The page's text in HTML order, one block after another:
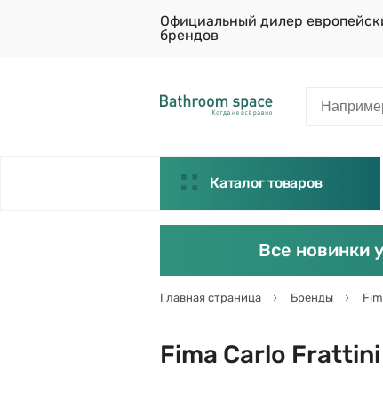
Официальный дилер
брендов
Каталог товаров
Все новинки
Главная страница Бренды
Fima Carlo